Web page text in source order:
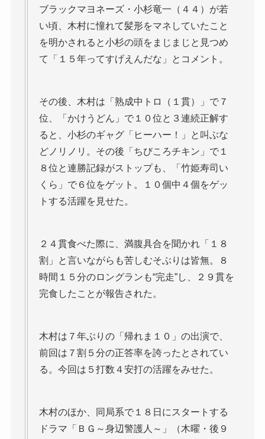
ブラックマヨネーズ・小杉竜一（４４）が若
い頃、木村に憧れて髪形をマネしていたこと
を明かされると小杉の頭をまじまじと見つめ
て「１５年ってすげえんだな」とコメント。
その後、木村は「熟成中トロ（１貫）」で７
位、「かけうどん」で１０位と３連続正解す
ると、小杉のギャグ「ヒーハー！」と叫ぶな
どノリノリ。その後「ちびころチキン」で１
８位と連勝記録がストップも、「竹姫寿司い
くら」で６位をゲット。１０個中４個をゲッ
トする活躍を見せた。
２４貫食べた際に、満腹具合を聞かれ「１８
割」と言いながらも苦しむそぶりは皆無。８
時間１５分のロングランも“完走”し、２９貫を
完食したことが報告された。
木村は７年ぶりの「帰れま１０」の出演で、
前回は７割５分の正答率を誇ったとされてい
る。今回は５打数４安打の活躍をみせた。
木村のほか、同局系で１８日にスタートする
ドラマ「ＢＧ～身辺警護人～」（木曜・後９